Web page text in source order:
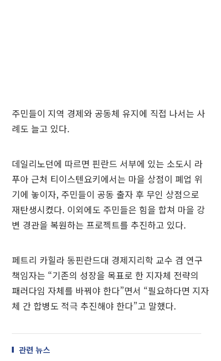
주민들이 지역 경제와 공동체 유지에 직접 나서는 사
례도 늘고 있다.
데일리노던에 따르면 핀란드 서부에 있는 소도시 라
푸아 근처 티이스텐요키에서는 마을 상점이 폐업 위
기에 놓이자, 주민들이 공동 출자 후 무인 상점으로
재탄생시켰다. 이외에도 주민들은 힘을 합쳐 마을 강
변 경관을 복원하는 프로젝트를 추진하고 있다.
페트리 카힐라 동핀란드대 경제지리학 교수 겸 연구
책임자는 “기존의 성장을 목표로 한 지자체 전략의
패러다임 자체를 바꿔야 한다”면서 “필요하다면 지자
체 간 합병도 적극 추진해야 한다”고 말했다.
관련 뉴스